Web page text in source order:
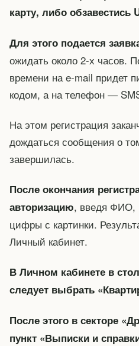
карту, либо обзавестись
Для этого подается
ожидать около 2-х часов.
времени на e-mail придет
кодом, а на телефон —
На этом регистрация
дождаться сообщения о
завершилась.
После окончания
авторизацию, введя ФИО,
цифры с картинки.
Личный кабинет.
В Личном кабинете в
следует выбрать
После этого в секторе
пункт «Выписки и